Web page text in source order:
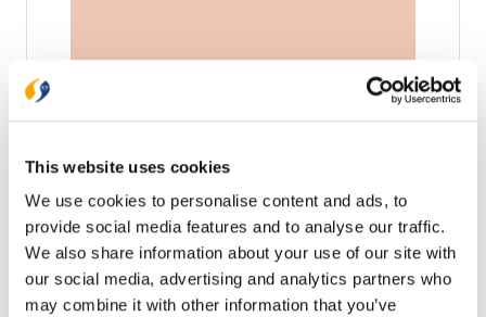
This website uses cookies
We use cookies to personalise content and ads, to
provide social media features and to analyse our traffic.
We also share information about your use of our site with
our social media, advertising and analytics partners who
may combine it with other information that you’ve
★★★★★
Zij Lacht Bijbel NBV21